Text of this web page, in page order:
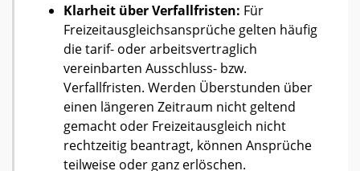
Klarheit über Verfallfristen: Für
Freizeitausgleichsansprüche gelten häufig
die tarif- oder arbeitsvertraglich
vereinbarten Ausschluss- bzw.
Verfallfristen. Werden Überstunden über
einen längeren Zeitraum nicht geltend
gemacht oder Freizeitausgleich nicht
rechtzeitig beantragt, können Ansprüche
teilweise oder ganz erlöschen.